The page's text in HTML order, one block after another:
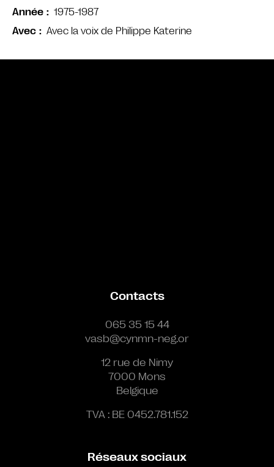
Avec Avec la voix de Philippe Katerine
Année
1975-1987
Contacts
065 35 15 44
vasb@cynmn-neg.or
12 rue de Nimy
7000 Mons
Belgique
TVA : BE 0452.781.152
Réseaux sociaux